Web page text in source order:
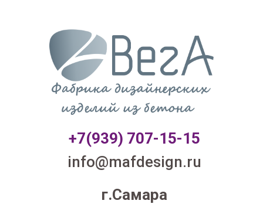
+7(939) 707-15-15
info@mafdesign.ru
г.Самара